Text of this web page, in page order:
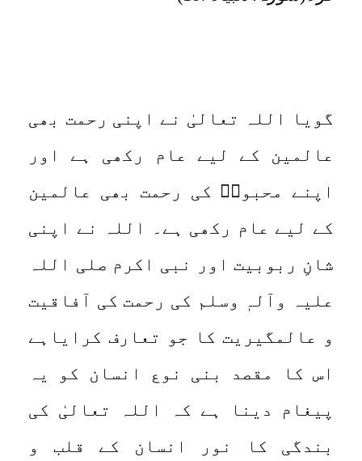
گویا اللہ تعالیٰ نے اپنی رحمت بھی
عالمین کے لیے عام رکھی ہے اور
اپنے محبوبؐ کی رحمت بھی عالمین
کے لیے عام رکھی ہے۔ اللہ نے اپنی
شانِ ربوبیت اور نبی اکرم صلی اللہ
علیہ وآلہٖ وسلم کی رحمت کی آفاقیت
و عالمگیریت کا جو تعارف کرایاہے
اس کا مقصد بنی نوع انسان کو یہ
پیغام دینا ہے کہ اللہ تعالیٰ کی
بندگی کا نور انسان کے قلب و